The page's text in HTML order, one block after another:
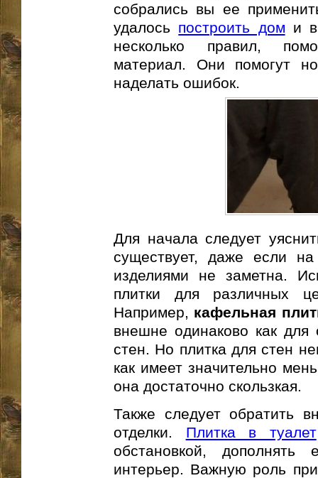
собрались вы ее
удалось построить дом и
несколько правил,
материал. Они помогут
наделать ошибок.
Для начала следует
существует, даже если
изделиями не заметна.
плитки для различных
Например, кафельная
внешне одинаково как для
стен. Но плитка для стен
как имеет значительно
она достаточно скользкая.
Также следует обратить
отделки. Плитка в туалет
обстановкой,
интерьер. Важную роль